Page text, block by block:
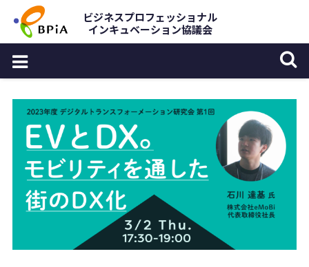
content
ビジネスプロフェッショナル
インキュベーション協議会